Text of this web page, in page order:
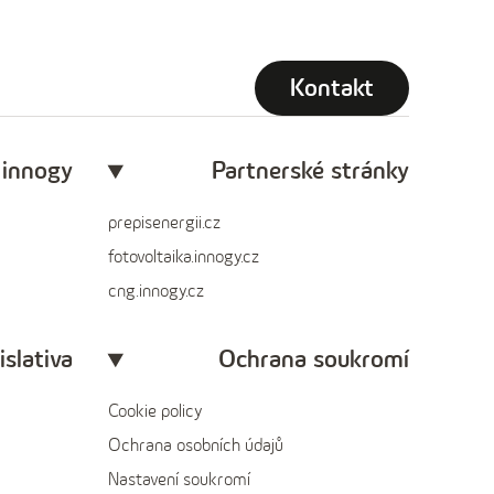
Kontakt
Partnerské stránky
prepisenergii.cz
fotovoltaika.innogy.cz
cng.innogy.cz
Ochrana soukromí
Cookie policy
Ochrana osobních údajů
Nastavení soukromí